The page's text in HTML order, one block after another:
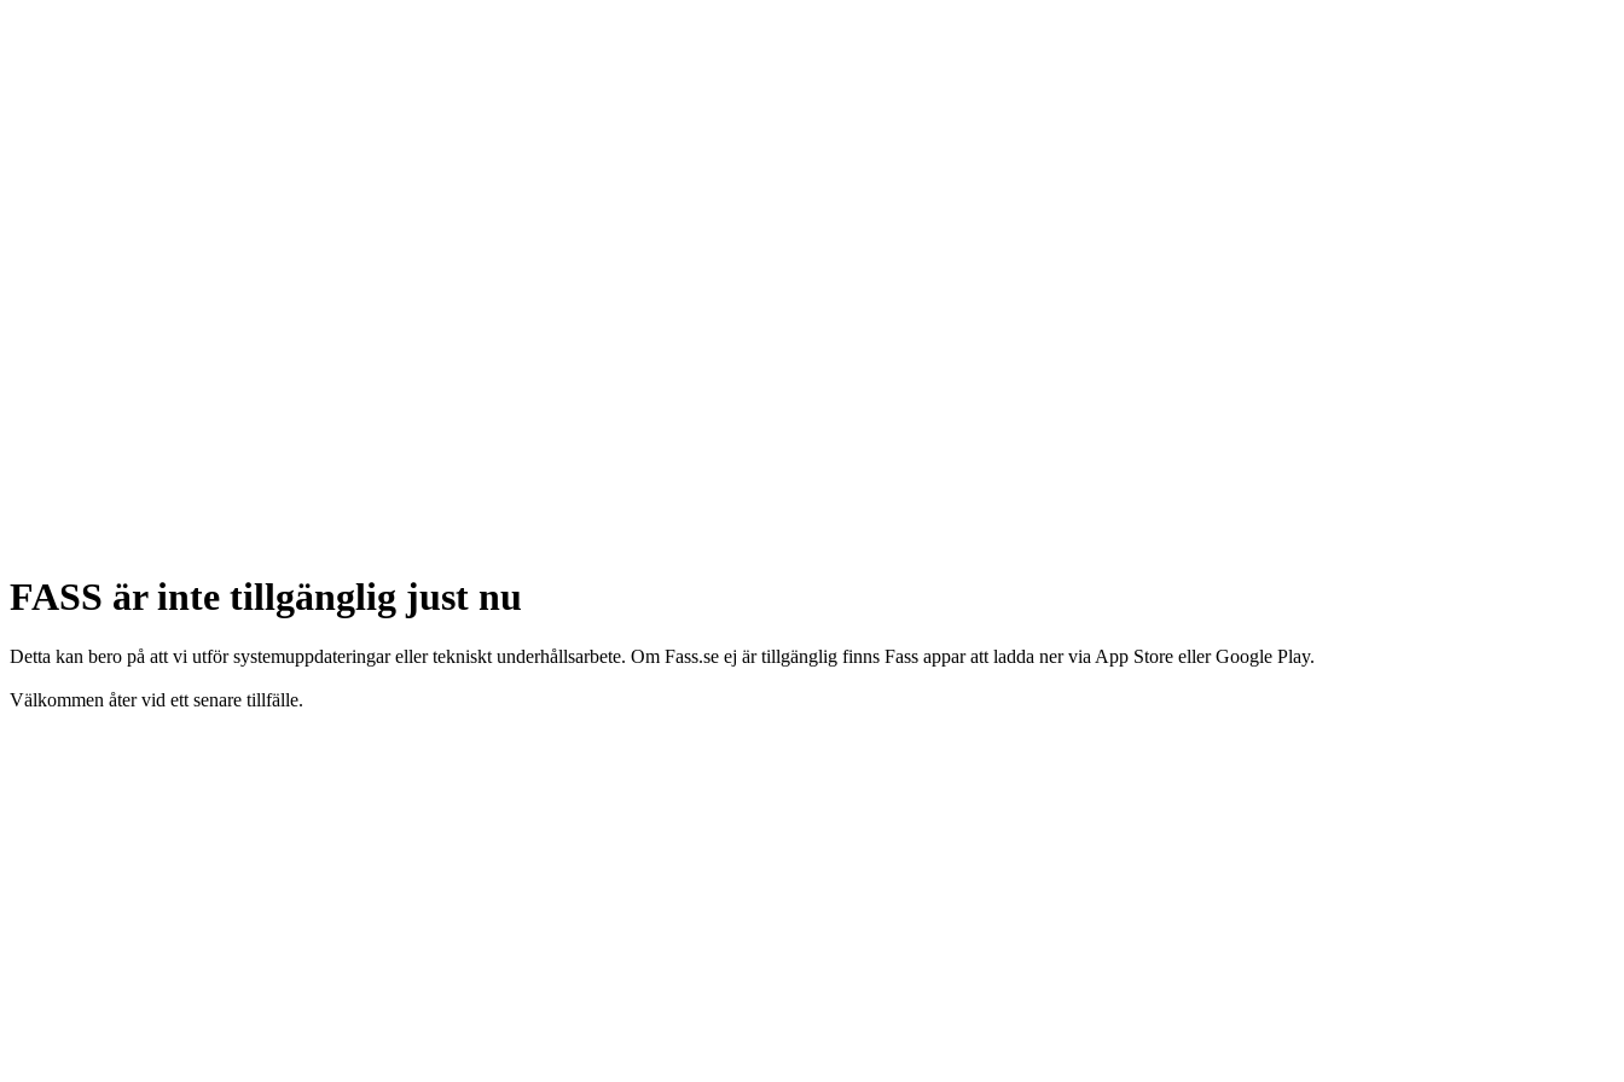
FASS är inte tillgänglig just nu
Detta kan bero på att vi utför systemuppdateringar eller tekniskt underhållsarbete. Om Fass.se ej är tillgänglig finns Fass appar att ladda ner via App Store eller Google Play.
Välkommen åter vid ett senare tillfälle.